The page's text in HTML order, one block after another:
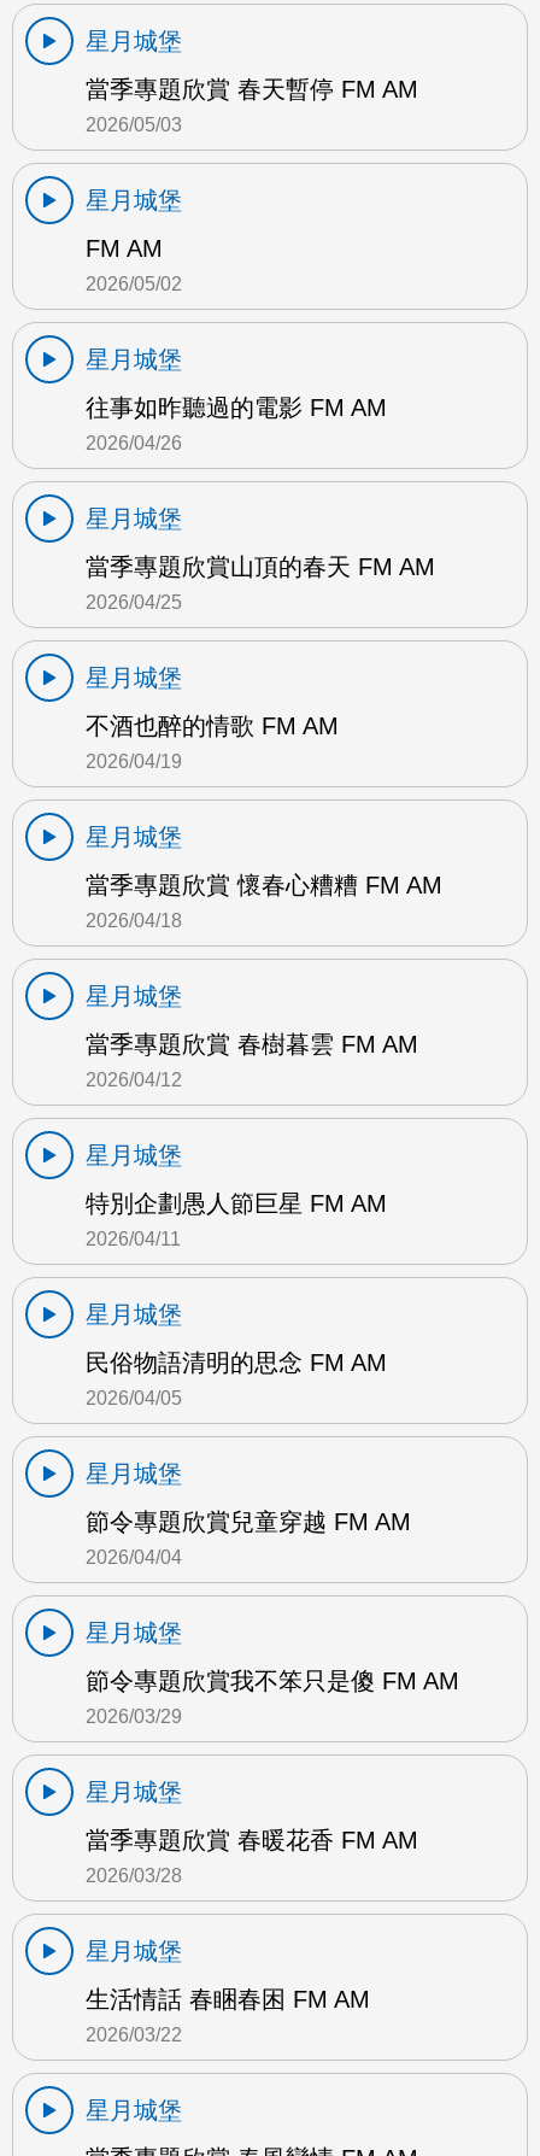
星月城堡
當季專題欣賞 春天暫停 FM AM
2026/05/03
星月城堡
FM AM
2026/05/02
星月城堡
往事如昨聽過的電影 FM AM
2026/04/26
星月城堡
當季專題欣賞山頂的春天 FM AM
2026/04/25
星月城堡
不酒也醉的情歌 FM AM
2026/04/19
星月城堡
當季專題欣賞 懷春心糟糟 FM AM
2026/04/18
星月城堡
當季專題欣賞 春樹暮雲 FM AM
2026/04/12
星月城堡
特別企劃愚人節巨星 FM AM
2026/04/11
星月城堡
民俗物語清明的思念 FM AM
2026/04/05
星月城堡
節令專題欣賞兒童穿越 FM AM
2026/04/04
星月城堡
節令專題欣賞我不笨只是傻 FM AM
2026/03/29
星月城堡
當季專題欣賞 春暖花香 FM AM
2026/03/28
星月城堡
生活情話 春睏春困 FM AM
2026/03/22
星月城堡